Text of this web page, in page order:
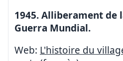
1945. Alliberament de
Guerra Mundial.
Web: L'histoire du